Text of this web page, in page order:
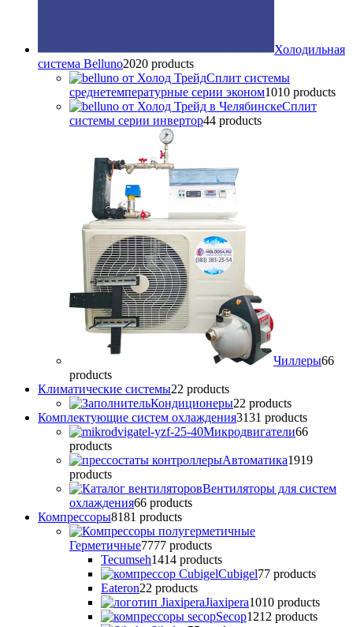
Холодильная
система Belluno2020 products
Сплит системы
среднетемпературные серии эконом1010 products
Сплит
системы серии инвертор44 products
Чиллеры66
products
Климатические системы22 products
Кондиционеры22 products
Комплектующие систем охлаждения3131 products
Микродвигатели66
products
Автоматика1919
products
Вентиляторы для систем
охлаждения66 products
Компрессоры8181 products
Герметичные7777 products
Tecumseh1414 products
Cubigel77 products
Eateron22 products
Jiaxipera1010 products
Secop1212 products